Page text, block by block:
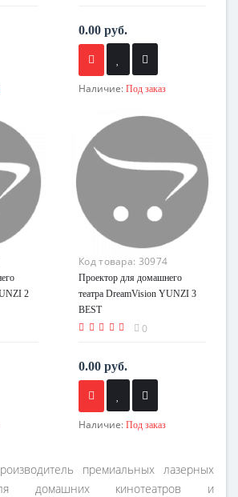
0.00 руб.
Наличие: Под заказ
2
Код товара: 30974
Проектор для домашнего
театра DreamVision YUNZI 3
BEST
0
0.00 руб.
Наличие: Под заказ
премиальных лазерных
домашних кинотеатров и